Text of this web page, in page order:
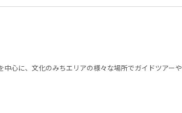
心に、文化のみちエリアの様々な場所でガイドツアーや